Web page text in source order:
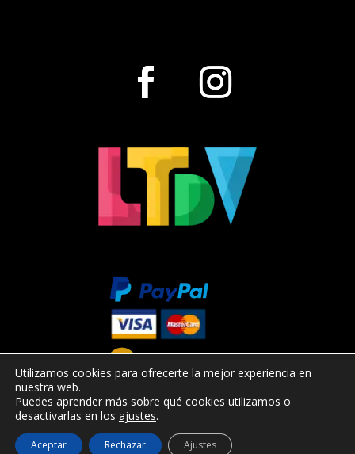
Utilizamos cookies para ofrecerte la mejor experiencia en
nuestra web.
Puedes aprender más sobre qué cookies utilizamos o
desactivarlas en los ajustes.
Aceptar Rechazar Ajustes